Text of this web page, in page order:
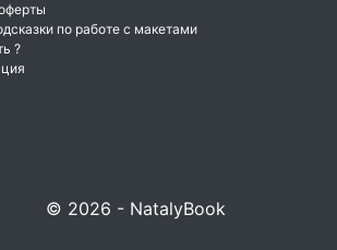
по работе с макетами
?
© 2026 - NatalyBook